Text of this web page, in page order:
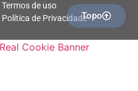
Termos de uso
Política de PrivacidadeTopo
Cookie Banner